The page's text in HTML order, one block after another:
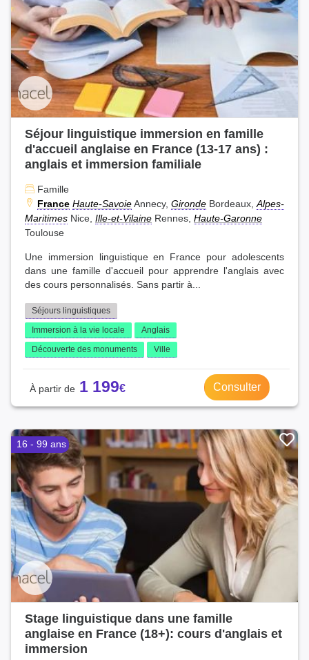
Cours particuliers chez le professeur (3)
Séjours linguistiques (3)
Colonies de vacances (2)
Colonies sportives (2)
Séjour linguistique immersion en famille
d'accueil anglaise en France (13-17 ans) :
anglais et immersion familiale
Famille
France Haute-SavoieAnnecy, Gironde Bordeaux, Alpes-
Maritimes Nice, Ille-et-Vilaine Rennes, Haute-Garonne
Toulouse
Une immersion linguistique en France pour adolescents
dans une famille d'accueil pour apprendre l'anglais avec
des cours personnalisés. Sans partir à...
Séjours linguistiques
Immersion à la vie locale
Anglais
Découverte des monuments
Ville
1 199 Consulter
16 - 99 ans
Stage linguistique dans une famille
anglaise en France (18+): cours d'anglais et
immersion